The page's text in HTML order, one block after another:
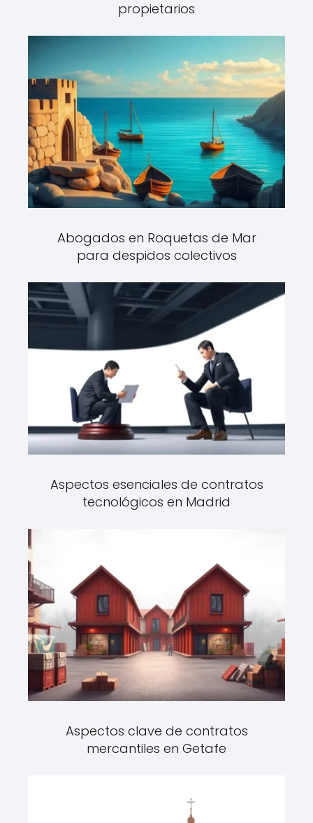
propietarios
Abogados en Roquetas de Mar
para despidos colectivos
Aspectos esenciales de contratos
tecnológicos en Madrid
Aspectos clave de contratos
mercantiles en Getafe